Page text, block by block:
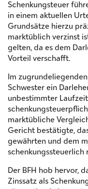
Schenkungsteuer
in einem aktuellen
Grundsätze hierzu
marktüblich verzinst
gelten, da es dem
Vorteil verschafft.
Im
Schwester ein
unbestimmter
marktübliche
Gericht bestätigte,
gewährten und dem
Der BFH hob hervor,
Zinssatz als